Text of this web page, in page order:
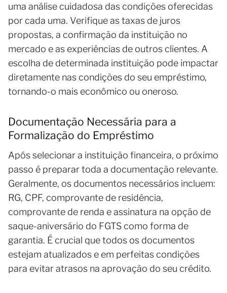
uma análise cuidadosa das condições oferecidas
por cada uma. Verifique as taxas de juros
propostas, a confirmação da instituição no
mercado e as experiências de outros clientes. A
escolha de determinada instituição pode impactar
diretamente nas condições do seu empréstimo,
tornando-o mais econômico ou oneroso.
Documentação Necessária para a
Formalização do Empréstimo
Após selecionar a instituição financeira, o próximo
passo é preparar toda a documentação relevante.
Geralmente, os documentos necessários incluem:
RG, CPF, comprovante de residência,
comprovante de renda e assinatura na opção de
saque-aniversário do FGTS como forma de
garantia. É crucial que todos os documentos
estejam atualizados e em perfeitas condições
para evitar atrasos na aprovação do seu crédito.